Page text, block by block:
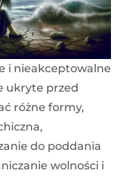
i nieakceptowalne
ukryte przed
różne formy,
do poddania
wolności i